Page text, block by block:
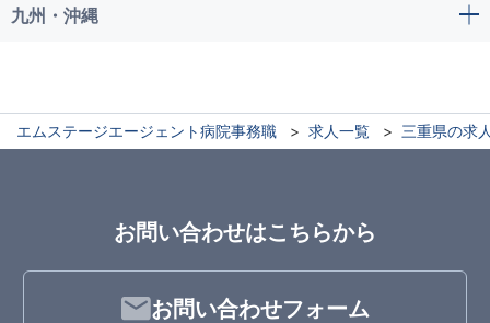
九州・沖縄
エムステージエージェント病院事務職 求人一覧 三重県の求
お問い合わせはこちらから
お問い合わせフォーム